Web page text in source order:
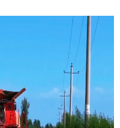
云看书画 光影新疆
新华视角看新疆
河北 山西